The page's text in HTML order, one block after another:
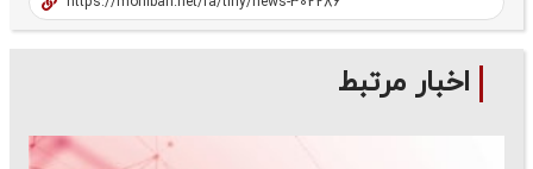
اخبار مرتبط